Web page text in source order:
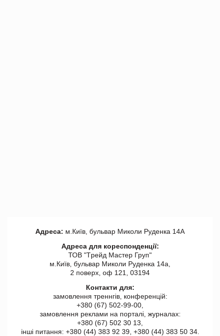
Адреса: м.Київ, бульвар Миколи Руденка 14А
Адреса для кореспонденції:
ТОВ "Tрейд Мастер Груп"
м.Київ, бульвар Миколи Руденка 14а,
2 поверх, оф 121, 03194
Контакти для:
замовлення треннгів, конференцій:
+380 (67) 502-99-00,
замовлення реклами на порталі, журналах:
+380 (67) 502 30 13,
інші питання: +380 (44) 383 92 39, +380 (44) 383 50 34.